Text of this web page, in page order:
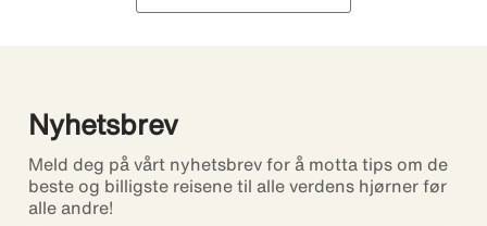
Nyhetsbrev
Meld deg på vårt nyhetsbrev for å motta tips om de
beste og billigste reisene til alle verdens hjørner før
alle andre!